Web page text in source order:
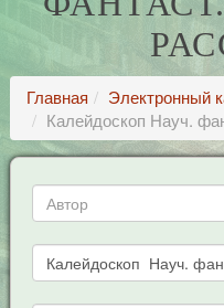
Главная
Электронный
Калейдоскоп Науч.